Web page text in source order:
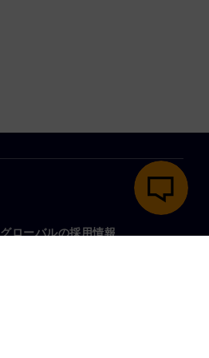
グローバルの採用情報